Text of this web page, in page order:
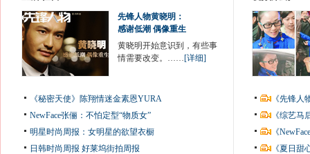
先锋人物黄晓明：
感谢低潮 偶像重生
黄晓明开始意识到，有些事
情需要改变。……[详细]
《秘密天使》陈翔情迷金素恩YURA
NewFace张俪：不怕定型“物质女”
明星时尚周报：女明星的欲望衣橱
日韩时尚周报 好莱坞街拍周报
《先锋
《综艺
《
《夏日